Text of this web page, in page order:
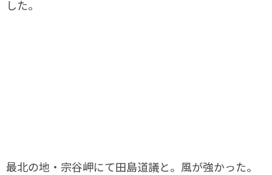
した。
最北の地・宗谷岬にて田島道議と。風が強かった。